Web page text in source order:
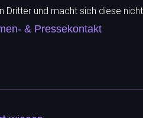
und macht sich diese
& Pressekontakt